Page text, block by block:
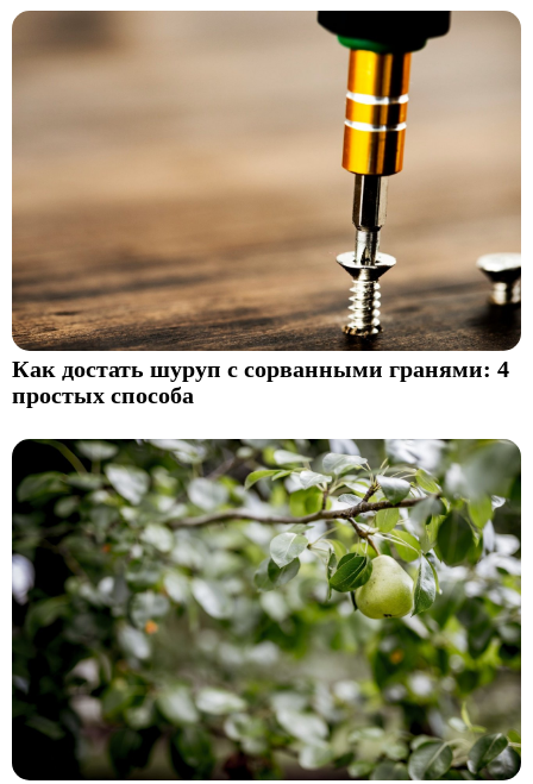
Как достать шуруп с сорванными гранями: 4
простых способа